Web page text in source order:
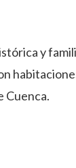
y
Cuenca.